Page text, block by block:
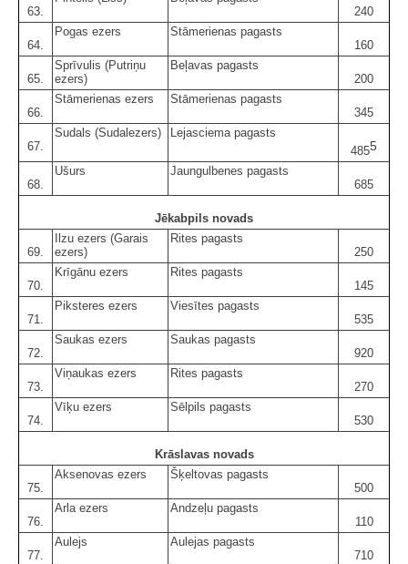
63.
240
64.
Pogas ezers
Stāmerienas pagasts
160
65.
Sprīvulis (Putriņu
ezers)
Beļavas pagasts
200
66.
Stāmerienas ezers
Stāmerienas pagasts
345
67.
Sudals (Sudalezers)
Lejasciema pagasts
4855
68.
Ušurs
Jaungulbenes pagasts
685
Jēkabpils novads
69.
Ilzu ezers (Garais
ezers)
Rites pagasts
250
70.
Krīgānu ezers
Rites pagasts
145
71.
Piksteres ezers
Viesītes pagasts
535
72.
Saukas ezers
Saukas pagasts
920
73.
Viņaukas ezers
Rites pagasts
270
74.
Vīķu ezers
Sēlpils pagasts
530
Krāslavas novads
75.
Aksenovas ezers
Šķeltovas pagasts
500
76.
Arla ezers
Andzeļu pagasts
110
77.
Aulejs
Aulejas pagasts
710